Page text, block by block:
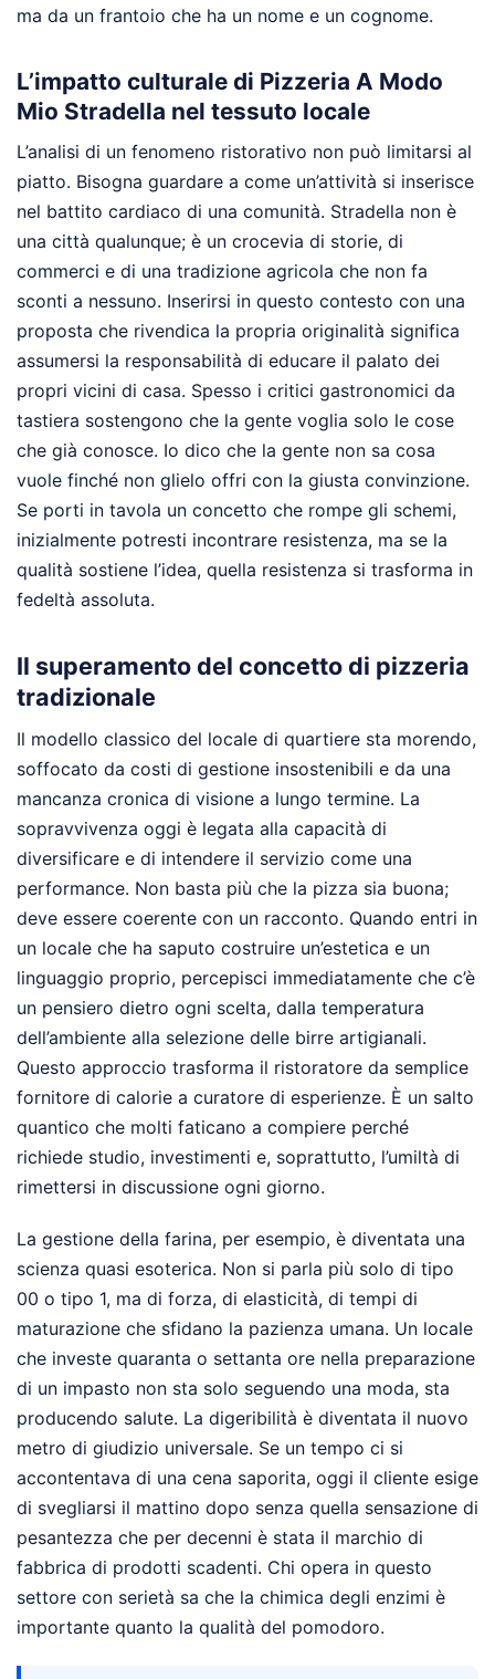
ma da un frantoio che ha un nome e un cognome.
L’impatto culturale di Pizzeria A Modo
Mio Stradella nel tessuto locale
L’analisi di un fenomeno ristorativo non può limitarsi al
piatto. Bisogna guardare a come un’attività si inserisce
nel battito cardiaco di una comunità. Stradella non è
una città qualunque; è un crocevia di storie, di
commerci e di una tradizione agricola che non fa
sconti a nessuno. Inserirsi in questo contesto con una
proposta che rivendica la propria originalità significa
assumersi la responsabilità di educare il palato dei
propri vicini di casa. Spesso i critici gastronomici da
tastiera sostengono che la gente voglia solo le cose
che già conosce. Io dico che la gente non sa cosa
vuole finché non glielo offri con la giusta convinzione.
Se porti in tavola un concetto che rompe gli schemi,
inizialmente potresti incontrare resistenza, ma se la
qualità sostiene l’idea, quella resistenza si trasforma in
fedeltà assoluta.
Il superamento del concetto di pizzeria
tradizionale
Il modello classico del locale di quartiere sta morendo,
soffocato da costi di gestione insostenibili e da una
mancanza cronica di visione a lungo termine. La
sopravvivenza oggi è legata alla capacità di
diversificare e di intendere il servizio come una
performance. Non basta più che la pizza sia buona;
deve essere coerente con un racconto. Quando entri in
un locale che ha saputo costruire un’estetica e un
linguaggio proprio, percepisci immediatamente che c’è
un pensiero dietro ogni scelta, dalla temperatura
dell’ambiente alla selezione delle birre artigianali.
Questo approccio trasforma il ristoratore da semplice
fornitore di calorie a curatore di esperienze. È un salto
quantico che molti faticano a compiere perché
richiede studio, investimenti e, soprattutto, l’umiltà di
rimettersi in discussione ogni giorno.
La gestione della farina, per esempio, è diventata una
scienza quasi esoterica. Non si parla più solo di tipo
00 o tipo 1, ma di forza, di elasticità, di tempi di
maturazione che sfidano la pazienza umana. Un locale
che investe quaranta o settanta ore nella preparazione
di un impasto non sta solo seguendo una moda, sta
producendo salute. La digeribilità è diventata il nuovo
metro di giudizio universale. Se un tempo ci si
accontentava di una cena saporita, oggi il cliente esige
di svegliarsi il mattino dopo senza quella sensazione di
pesantezza che per decenni è stata il marchio di
fabbrica di prodotti scadenti. Chi opera in questo
settore con serietà sa che la chimica degli enzimi è
importante quanto la qualità del pomodoro.